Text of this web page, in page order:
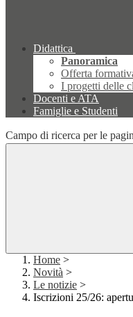
Didattica
Panoramica
Offerta
I progetti delle
Docenti e ATA
Famiglie e Studenti
Campo di ricerca per le
Home >
Novità >
Le notizie >
Iscrizioni 25/26: